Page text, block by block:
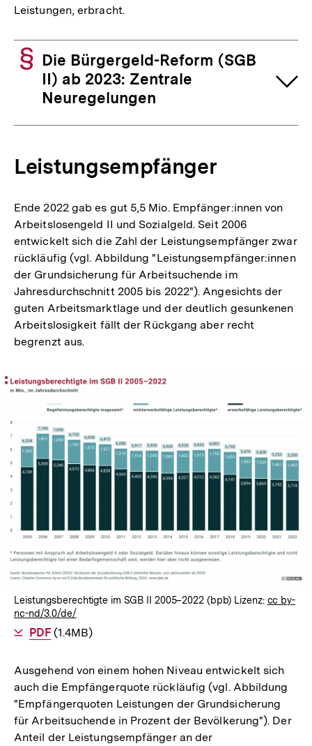
Leistungen, erbracht.
Die Bürgergeld-Reform (SGB
II) ab 2023: Zentrale
Neuregelungen
Leistungsempfänger
Ende 2022 gab es gut 5,5 Mio. Empfänger:innen von
Arbeitslosengeld II und Sozialgeld. Seit 2006
entwickelt sich die Zahl der Leistungsempfänger zwar
rückläufig (vgl. Abbildung "Leistungsempfänger:innen
der Grundsicherung für Arbeitsuchende im
Jahresdurchschnitt 2005 bis 2022"). Angesichts der
guten Arbeitsmarktlage und der deutlich gesunkenen
Arbeitslosigkeit fällt der Rückgang aber recht
begrenzt aus.
Leistungsberechtigte im SGB II 2005–2022 (bpb) Lizenz: cc by-
nc-nd/3.0/de/
Als
PDFherunterladen
(1.4MB)
Ausgehend von einem hohen Niveau entwickelt sich
auch die Empfängerquote rückläufig (vgl. Abbildung
"Empfängerquoten Leistungen der Grundsicherung
für Arbeitsuchende in Prozent der Bevölkerung"). Der
Anteil der Leistungsempfänger an der